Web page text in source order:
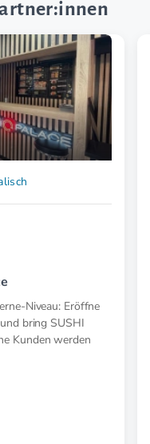
Niveau: Eröffne
bring SUSHI
Kunden werden